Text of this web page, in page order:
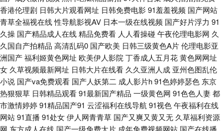
久肏不卡 91九色蝌蚪人妻 久久在线 91性爱小视频 三级片黄色网址 国产精品
久久不卡久久 国产TS人妖在线视频 中日韩无码不卡 国产网站久久 91av福利
视频 精品久久97麻豆 91视频首页入口在线观看 色悠悠网址 超碰3p夫妻小说
婷婷99热婷婷 91社中文字幕 日韩中文字 99青青热re 三级片黄色免费看 国
产av丝袜 91香蕉久久 午夜福利福利物业 大香蕉Av伊人草草 黑丝AV影院 91
香港伦理剧 日韩大片观看网址 日韩免费电影91羞羞视频 国产网站
青草全福视在线性导航影视AV 日本一级在线视频 国产好片浮力 91
久操 国产精品成人在线精品免费看 人人看操碰午夜伦理电影网 久
久国自产拍精品 高清乱码0 国产欧美 日韩三级黄色A片伦理电影亚
洲国产福利姬黄色网址 欧美伊人影院 丁香成人五月花黄色网网址
女 久草视频最新网址 日韩大片在线看 久久亚洲人成 亚州色图乱伦
小说 国产va免费观看 国产人妖第二 成人影片h91色婷婷瑟色 东京
热狠狠草 日韩精品观看91最新国产精品 一级黄色网 91色色人妻都
市激情婷婷91精品国产91 云涩福利在线导航 91视色午夜福利在线
网站91直播 91处女伊人网青青草 国产又爽又黄又无 久草福利资源
网 东方成人在线 国产一级免费大片 成年免费视频网站 国产在线播